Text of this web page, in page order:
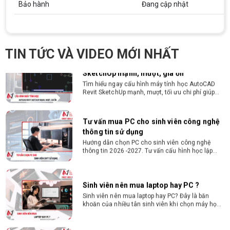
Bảo hành Đang cập nhật
TIN TỨC VÀ VIDEO MỚI NHẤT
bền 4 năm đại học. Tư vấn lắp đặt tại Vi Tính
Nguyễn Thắng.
SketchUp mạnh, mượt, giá ổn
Tìm hiểu ngay cấu hình máy tính học AutoCAD
Revit SketchUp mạnh, mượt, tối ưu chi phí giúp
giật lag.
Tư vấn mua PC cho sinh viên công nghệ
thông tin sử dụng
trình, chạy Docker, máy ảo, Android Studio tối ưu
chi phí.
Sinh viên nên mua laptop hay PC ?
ngành, hợp túi tiền!
Laptop Sinh Viên 15–20 Triệu 2026: Cấu